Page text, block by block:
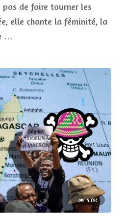
pas de faire tourner les
elle chante la féminité, la
…
4.0K